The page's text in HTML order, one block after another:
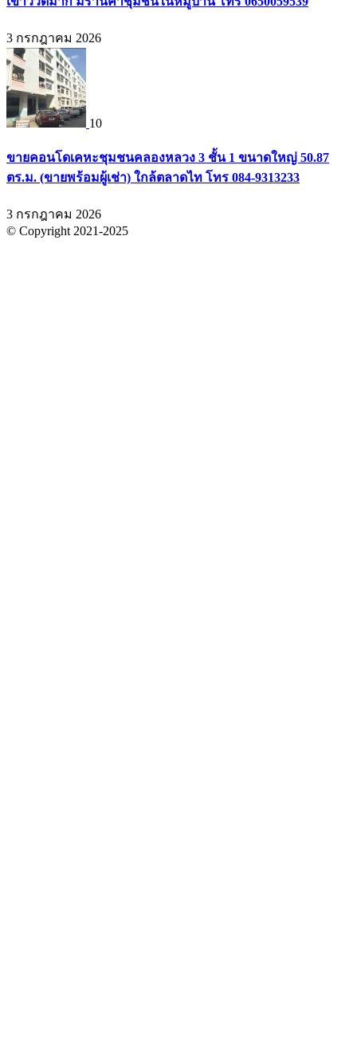
3 กรกฎาคม 2026
10
ขายคอนโดเคหะชุมชนคลองหลวง 3 ชั้น 1 ขนาดใหญ่ 50.87
ตร.ม. (ขายพร้อมผู้เช่า) ใกล้ตลาดไท โทร 084-9313233
3 กรกฎาคม 2026
© Copyright 2021-2025